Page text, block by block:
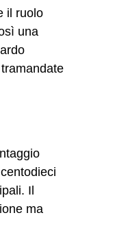
il ruolo
una
Il
ma